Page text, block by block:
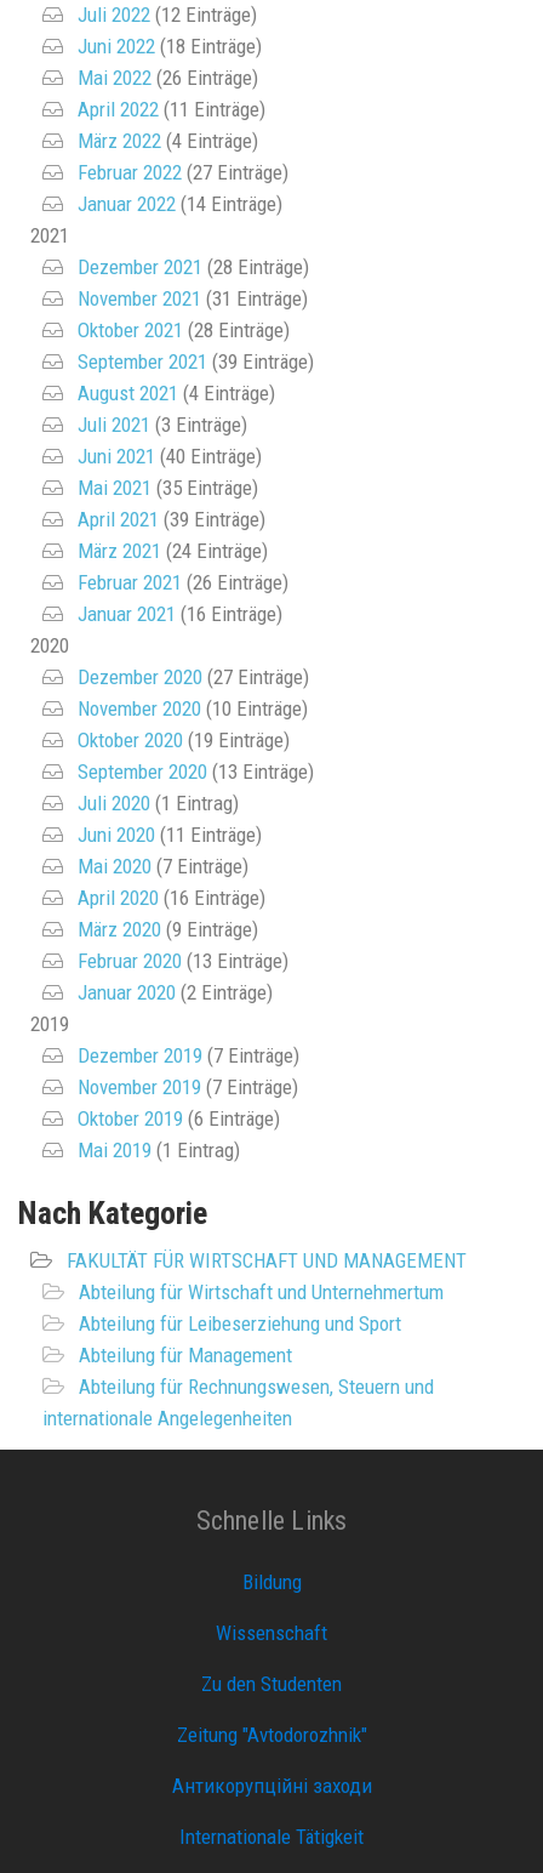
Juli 2022 (12 Einträge)
Juni 2022 (18 Einträge)
Mai 2022 (26 Einträge)
April 2022 (11 Einträge)
März 2022 (4 Einträge)
Februar 2022 (27 Einträge)
Januar 2022 (14 Einträge)
2021
Dezember 2021 (28 Einträge)
November 2021 (31 Einträge)
Oktober 2021 (28 Einträge)
September 2021 (39 Einträge)
August 2021 (4 Einträge)
Juli 2021 (3 Einträge)
Juni 2021 (40 Einträge)
Mai 2021 (35 Einträge)
April 2021 (39 Einträge)
März 2021 (24 Einträge)
Februar 2021 (26 Einträge)
Januar 2021 (16 Einträge)
2020
Dezember 2020 (27 Einträge)
November 2020 (10 Einträge)
Oktober 2020 (19 Einträge)
September 2020 (13 Einträge)
Juli 2020 (1 Eintrag)
Juni 2020 (11 Einträge)
Mai 2020 (7 Einträge)
April 2020 (16 Einträge)
März 2020 (9 Einträge)
Februar 2020 (13 Einträge)
Januar 2020 (2 Einträge)
2019
Dezember 2019 (7 Einträge)
November 2019 (7 Einträge)
Oktober 2019 (6 Einträge)
Mai 2019 (1 Eintrag)
Nach Kategorie
FAKULTÄT FÜR WIRTSCHAFT UND MANAGEMENT
Abteilung für Wirtschaft und Unternehmertum
Abteilung für Leibeserziehung und Sport
Abteilung für Management
Abteilung für Rechnungswesen, Steuern und
internationale Angelegenheiten
Schnelle Links
Bildung
Wissenschaft
Zu den Studenten
Zeitung "Avtodorozhnik"
Антикорупційні заходи
Internationale Tätigkeit